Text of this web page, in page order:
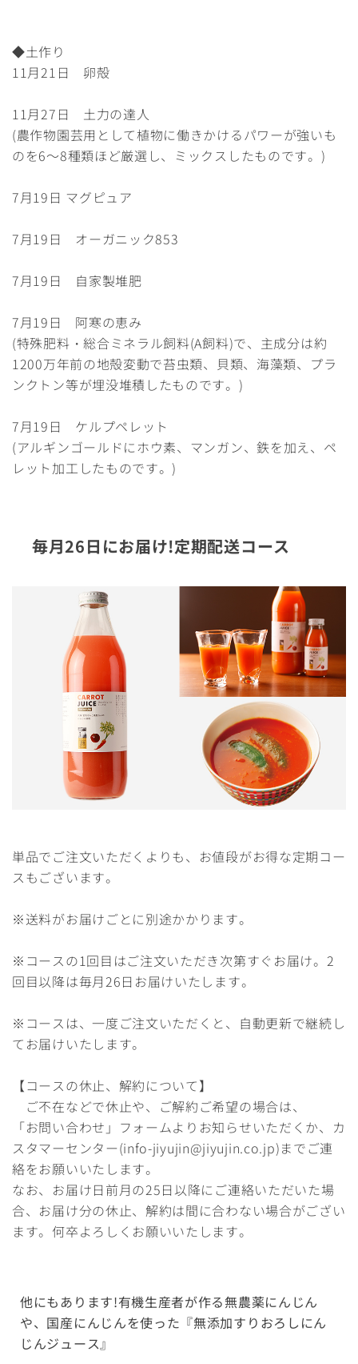
◆土作り
11月21日 卵殻
11月27日 土力の達人
(農作物園芸用として植物に働きかけるパワーが強いも
のを6～8種類ほど厳選し、ミックスしたものです。)
7月19日 マグピュア
7月19日 オーガニック853
7月19日 自家製堆肥
7月19日 阿寒の恵み
(特殊肥料・総合ミネラル飼料(A飼料)で、主成分は約
1200万年前の地殻変動で苔虫類、貝類、海藻類、プラ
ンクトン等が埋没堆積したものです。)
7月19日 ケルプペレット
(アルギンゴールドにホウ素、マンガン、鉄を加え、ペ
レット加工したものです。)
毎月26日にお届け!定期配送コース
単品でご注文いただくよりも、お値段がお得な定期コー
スもございます。
※送料がお届けごとに別途かかります。
※コースの1回目はご注文いただき次第すぐお届け。2
回目以降は毎月26日お届けいたします。
※コースは、一度ご注文いただくと、自動更新で継続し
てお届けいたします。
【コースの休止、解約について】
ご不在などで休止や、ご解約ご希望の場合は、
「お問い合わせ」フォームよりお知らせいただくか、カ
スタマーセンター(info-jiyujin@jiyujin.co.jp)までご連
絡をお願いいたします。
なお、お届け日前月の25日以降にご連絡いただいた場
合、お届け分の休止、解約は間に合わない場合がござい
ます。何卒よろしくお願いいたします。
他にもあります!有機生産者が作る無農薬にんじん
や、国産にんじんを使った『無添加すりおろしにん
じんジュース』